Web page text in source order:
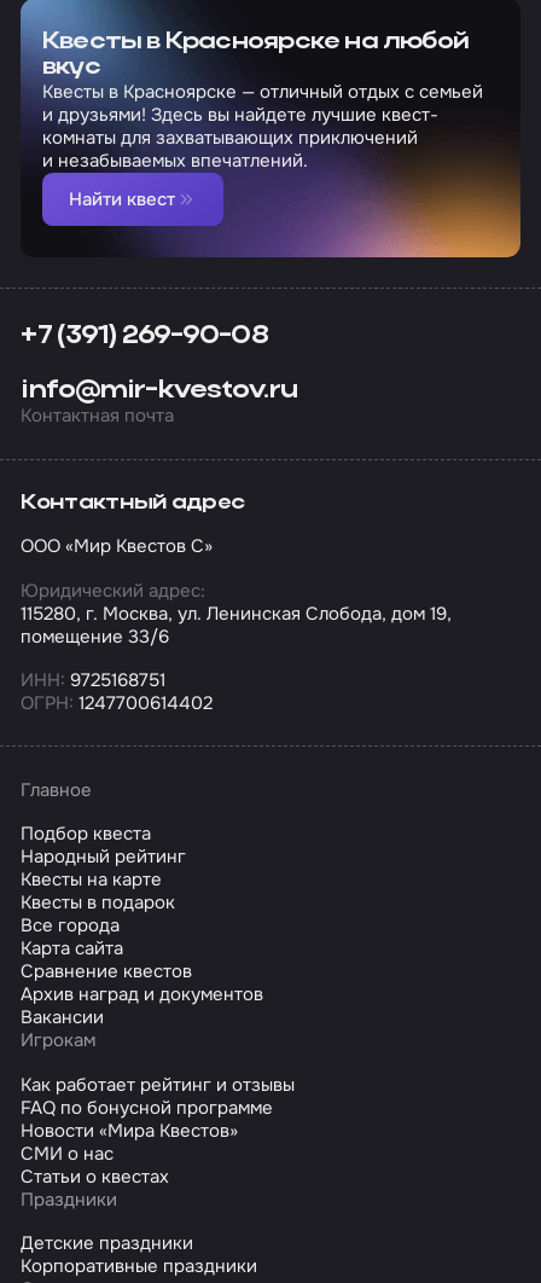
Квесты в Красноярске на любой
вкус
Квесты в Красноярске — отличный отдых с семьей
и друзьями! Здесь вы найдете лучшие квест-
комнаты для захватывающих приключений
и незабываемых впечатлений.
Найти квест
+7 (391) 269-90-08
info@mir-kvestov.ru
Контактная почта
Контактный адрес
ООО «Мир Квестов С»
Юридический адрес:
115280, г. Москва, ул. Ленинская Слобода, дом 19,
помещение 33/6
ИНН: 9725168751
ОГРН: 1247700614402
Главное
Подбор квеста
Народный рейтинг
Квесты на карте
Квесты в подарок
Все города
Карта сайта
Сравнение квестов
Архив наград и документов
Вакансии
Игрокам
Как работает рейтинг и отзывы
FAQ по бонусной программе
Новости «Мира Квестов»
СМИ о нас
Статьи о квестах
Праздники
Детские праздники
Корпоративные праздники